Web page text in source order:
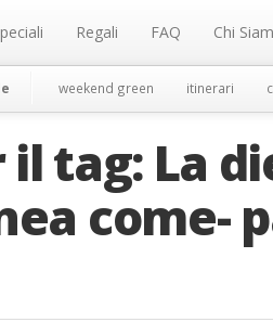
Regali FAQ Chi
weekend green itinerari
il tag: La
come-